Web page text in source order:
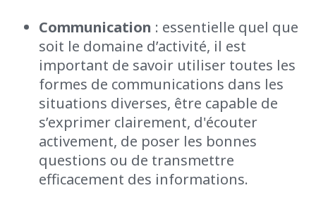
Communication : essentielle quel que
soit le domaine d’activité, il est
important de savoir utiliser toutes les
formes de communications dans les
situations diverses, être capable de
s’exprimer clairement, d'écouter
activement, de poser les bonnes
questions ou de transmettre
efficacement des informations.